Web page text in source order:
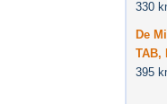
330
De
TAB,
395